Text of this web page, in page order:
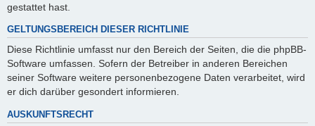
gestattet hast.
GELTUNGSBEREICH DIESER RICHTLINIE
Diese Richtlinie umfasst nur den Bereich der Seiten, die die phpBB-
Software umfassen. Sofern der Betreiber in anderen Bereichen
seiner Software weitere personenbezogene Daten verarbeitet, wird
er dich darüber gesondert informieren.
AUSKUNFTSRECHT